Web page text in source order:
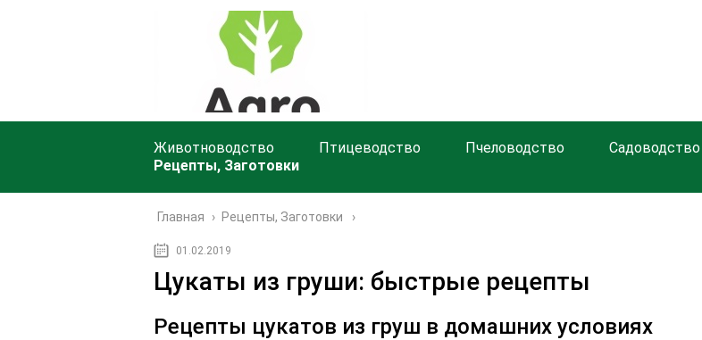
Животноводство Птицеводство Пчеловодство Садоводство
Рецепты, Заготовки
Главная › Рецепты, Заготовки
01.02.2019
Цукаты из груши: быстрые рецепты
Рецепты цукатов из груш в домашних условиях